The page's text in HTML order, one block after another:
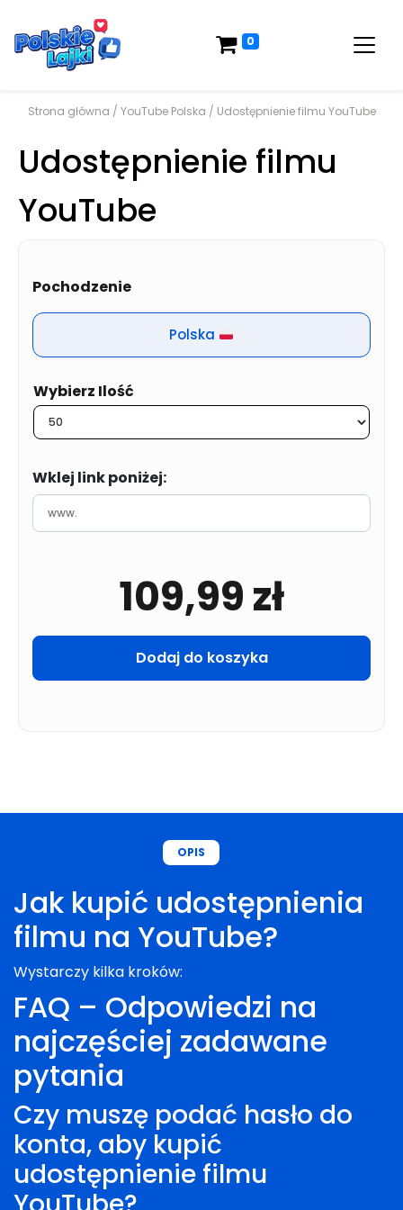
0
Strona główna / YouTube Polska / Udostępnienie filmu YouTube
Udostępnienie filmu
YouTube
Pochodzenie
Polska
Ilość
Wklej link poniżej:
109,99zł
Dodaj do koszyka
OPIS
Jak kupić udostępnienia
filmu na YouTube?
Wystarczy kilka kroków:
Wybierz interesującą Cię liczbę udostępnień
– zdecyduj, ile razy chcesz, aby Twój film został
udostępniony.
Podaj link do filmu
wklej dokładny link do swojego filmu na YouTube.
Upewnij się, że podany link jest prawidłowy.
Dodaj do koszyka i opłać zamówienie.
FAQ – Odpowiedzi na
najczęściej zadawane
pytania
Czy muszę podać hasło do
konta, aby kupić
udostępnienie filmu